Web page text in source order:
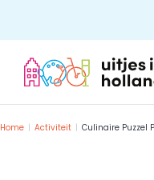
content
Home Activiteit Culinaire Puzzel